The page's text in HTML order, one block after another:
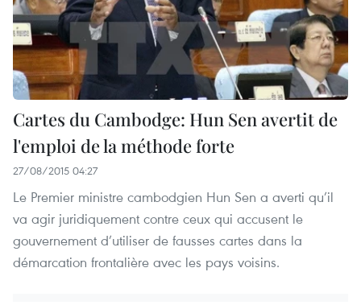
Cartes du Cambodge: Hun Sen avertit de
l'emploi de la méthode forte
27/08/2015 04:27
Le Premier ministre cambodgien Hun Sen a averti qu’il
va agir juridiquement contre ceux qui accusent le
gouvernement d’utiliser de fausses cartes dans la
démarcation frontalière avec les pays voisins.